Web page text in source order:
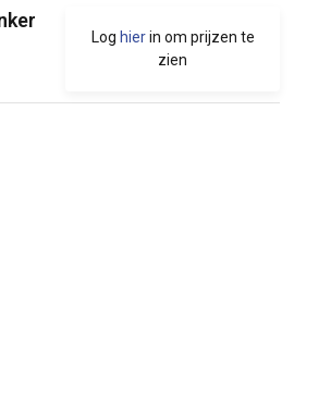
Log hierin om prijzen te
zien